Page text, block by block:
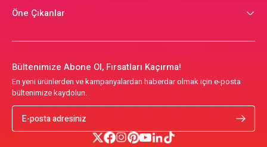
Öne Çıkanlar
Bültenimize Abone Ol, Fırsatları Kaçırma!
En yeni ürünlerden ve kampanyalardan haberdar olmak için e-posta
bültenimize kaydolun.